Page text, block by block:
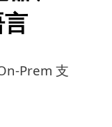
Prem 支